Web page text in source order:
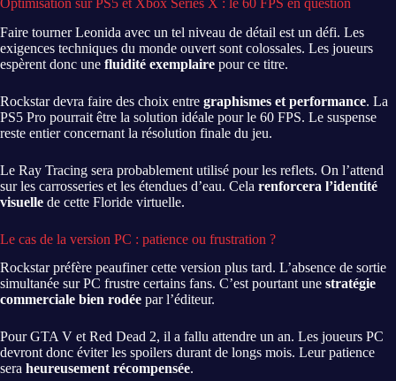
Faire tourner Leonida avec un tel niveau de détail est un défi. Les
exigences techniques du monde ouvert sont colossales. Les joueurs
espèrent donc une fluidité exemplaire pour ce titre.
Rockstar devra faire des choix entre graphismes et performance. La
PS5 Pro pourrait être la solution idéale pour le 60 FPS. Le suspense
reste entier concernant la résolution finale du jeu.
Le Ray Tracing sera probablement utilisé pour les reflets. On l’attend
sur les carrosseries et les étendues d’eau. Cela renforcera l’identité
visuelle de cette Floride virtuelle.
Le cas de la version PC : patience ou frustration ?
Rockstar préfère peaufiner cette version plus tard. L’absence de sortie
simultanée sur PC frustre certains fans. C’est pourtant une stratégie
commerciale bien rodée par l’éditeur.
Pour GTA V et Red Dead 2, il a fallu attendre un an. Les joueurs PC
devront donc éviter les spoilers durant de longs mois. Leur patience
sera heureusement récompensée.